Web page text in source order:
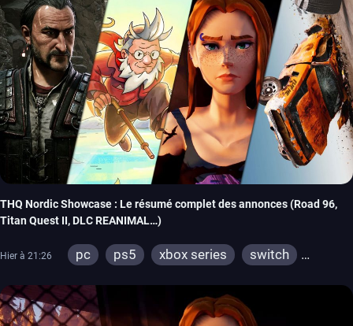
THQ Nordic Showcase : Le résumé complet des annonces (Road 96,
Titan Quest II, DLC REANIMAL…)
Hier à 21:26 pc ps5 xbox series
switch